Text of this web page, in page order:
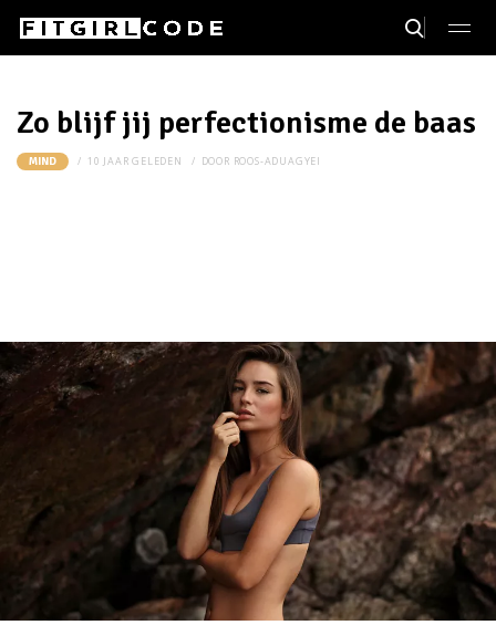
Zo blijf jij perfectionisme de baas
MIND 10 JAAR GELEDEN DOOR ROOS-ADUAGYEI